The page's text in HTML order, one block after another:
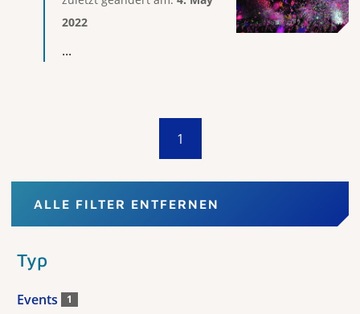
2022
...
1
ALLE FILTER ENTFERNEN
Typ
Events 1